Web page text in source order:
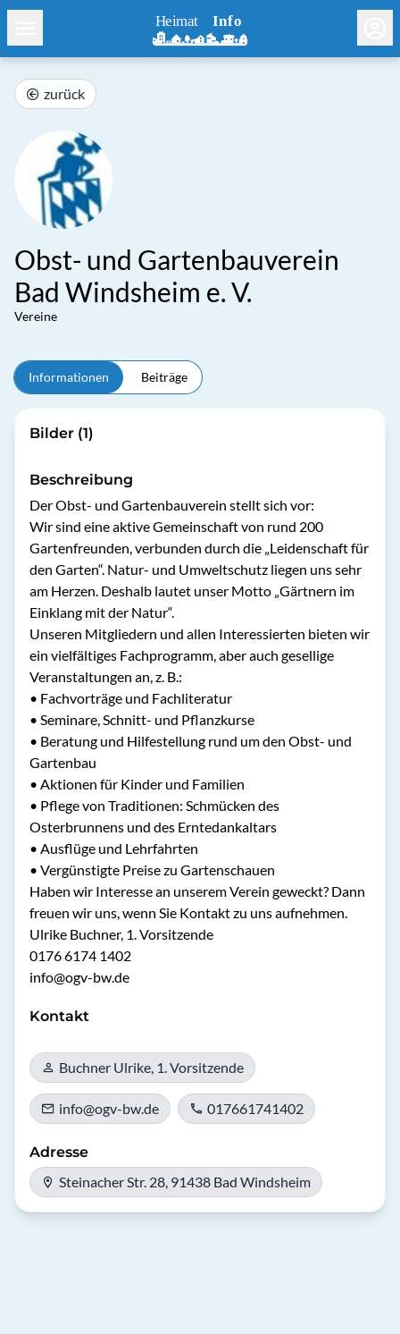
zurück
Obst- und Gartenbauverein
Bad Windsheim e. V.
Vereine
Informationen Beiträge
Bilder (1)
Beschreibung
Der Obst- und Gartenbauverein stellt sich vor:
Wir sind eine aktive Gemeinschaft von rund 200
Gartenfreunden, verbunden durch die „Leidenschaft für
den Garten“. Natur- und Umweltschutz liegen uns sehr
am Herzen. Deshalb lautet unser Motto „Gärtnern im
Einklang mit der Natur“.
Unseren Mitgliedern und allen Interessierten bieten wir
ein vielfältiges Fachprogramm, aber auch gesellige
Veranstaltungen an, z. B.:
•	Fachvorträge und Fachliteratur
•	Seminare, Schnitt- und Pflanzkurse
•	Beratung und Hilfestellung rund um den Obst- und
Gartenbau
•	Aktionen für Kinder und Familien
•	Pflege von Traditionen: Schmücken des
Osterbrunnens und des Erntedankaltars
•	Ausflüge und Lehrfahrten
•	Vergünstigte Preise zu Gartenschauen
Haben wir Interesse an unserem Verein geweckt? Dann
freuen wir uns, wenn Sie Kontakt zu uns aufnehmen.
Ulrike Buchner, 1. Vorsitzende
0176 6174 1402
Kontakt
Buchner Ulrike, 1. Vorsitzende
info@ogv-bw.de 017661741402
Adresse
Steinacher Str. 28, 91438 Bad Windsheim